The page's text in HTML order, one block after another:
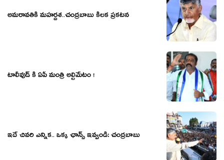
అమరావతికి మహర్దశ..చంద్రబాబు కీలక ప్రకటన
టాలీవుడ్ కి ఏపీ మంత్రి అల్టిమేటం !
ఇదే చివ‌రి ఎన్నిక‌.. ఒక్క ఛాన్స్ ఇవ్వండి: చంద్ర‌బాబు